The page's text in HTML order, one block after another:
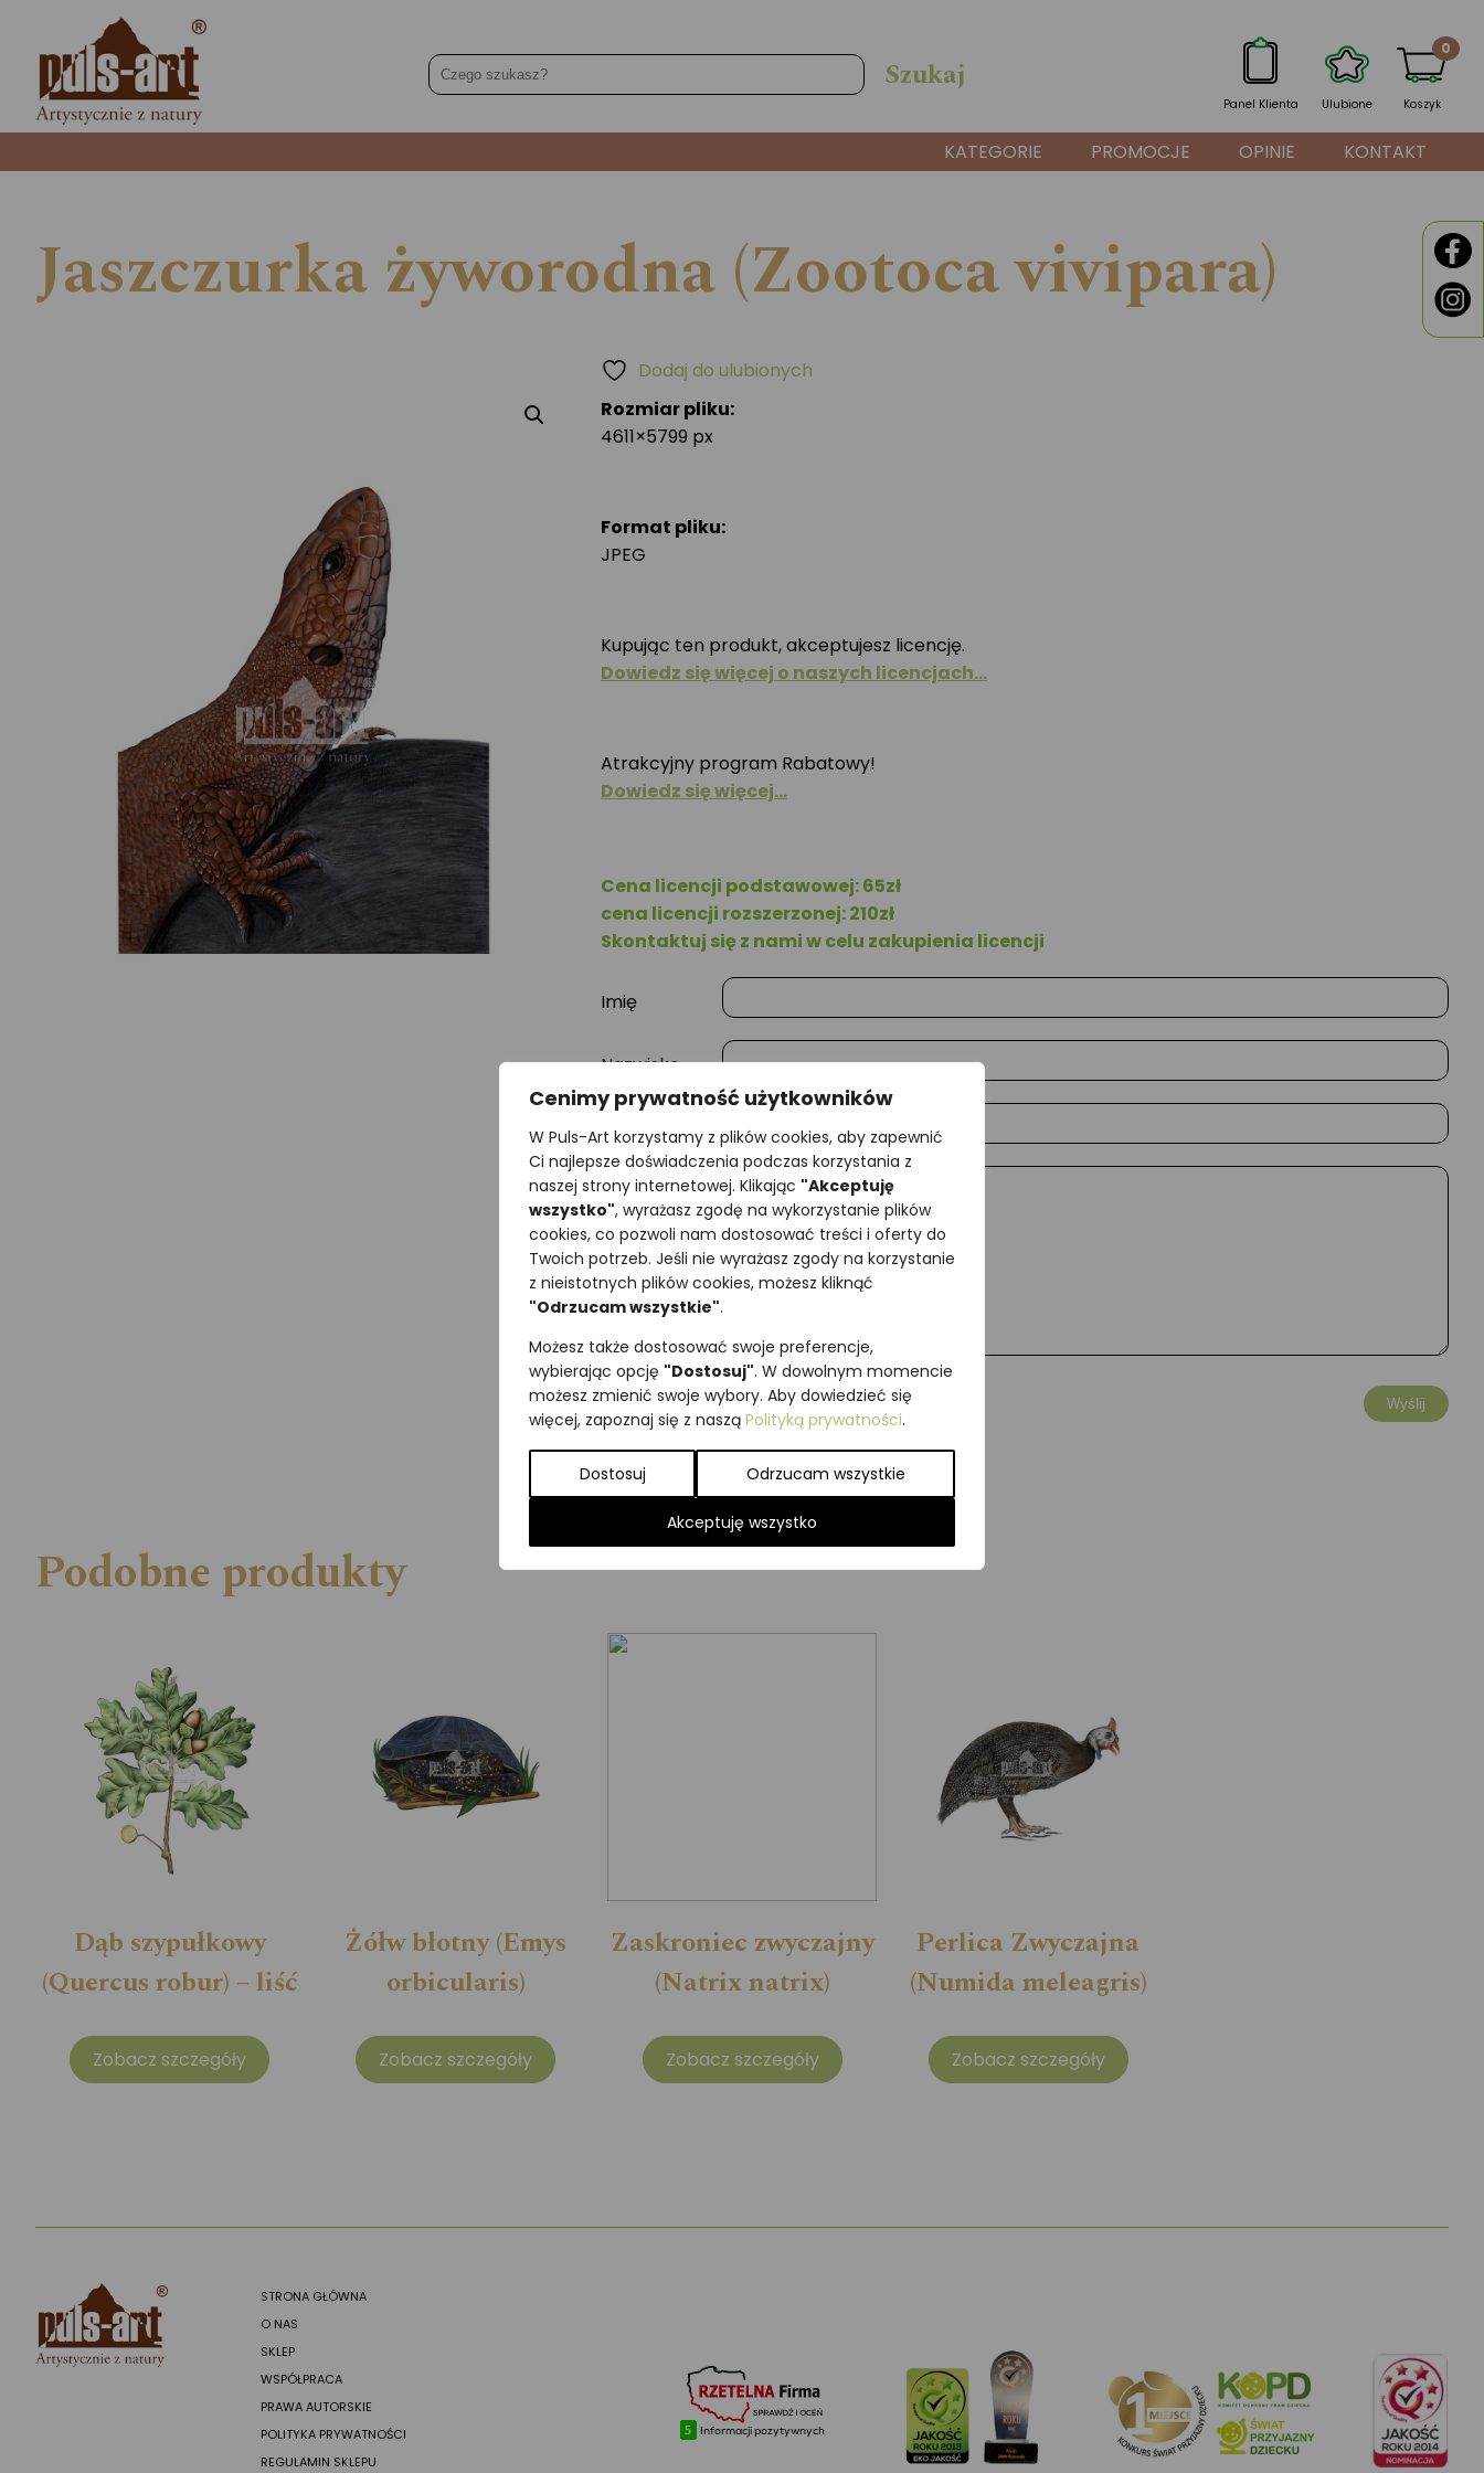
Cenimy prywatność użytkowników
W Puls-Art korzystamy z plików cookies, aby zapewnić
Ci najlepsze doświadczenia podczas korzystania z
naszej strony internetowej. Klikając "Akceptuję
wszystko", wyrażasz zgodę na wykorzystanie plików
cookies, co pozwoli nam dostosować treści i oferty do
Twoich potrzeb. Jeśli nie wyrażasz zgody na korzystanie
z nieistotnych plików cookies, możesz kliknąć
"Odrzucam wszystkie".
Możesz także dostosować swoje preferencje,
wybierając opcję "Dostosuj". W dowolnym momencie
możesz zmienić swoje wybory. Aby dowiedzieć się
więcej, zapoznaj się z naszą Polityką prywatności.
Dostosuj Odrzucam wszystkie
Akceptuję wszystko
Panel Klienta Ulubione Koszyk
0
KATEGORIE PROMOCJE OPINIE KONTAKT
Jaszczurka żyworodna (Zootoca vivipara)
Rozmiar pliku:
4611×5799 px
Format pliku:
JPEG
Kupując ten produkt, akceptujesz licencję.
Dowiedz się więcej o naszych licencjach…
Atrakcyjny program Rabatowy!
Dowiedz się więcej…
Cena licencji podstawowej: 65zł
cena licencji rozszerzonej: 210zł
Skontaktuj się z nami w celu zakupienia licencji
Imię
Nazwisko
E-mail
Wiadomość
Dodaj do ulubionych
Najniższa cena z ostatnich 30 dni:65,00zł
SKU:Brak danych
Kategorie:Gady,ILUSTRACJE
Podobne produkty
Dąb szypułkowy
(Quercus robur) – liść
Zobacz szczegóły
Żółw błotny (Emys
orbicularis)
Zobacz szczegóły
Zaskroniec zwyczajny
(Natrix natrix)
Zobacz szczegóły
Perlica Zwyczajna
(Numida meleagris)
Zobacz szczegóły
STRONA GŁÓWNA
O NAS
SKLEP
WSPÓŁPRACA
PRAWA AUTORSKIE
POLITYKA PRYWATNOŚCI
REGULAMIN SKLEPU